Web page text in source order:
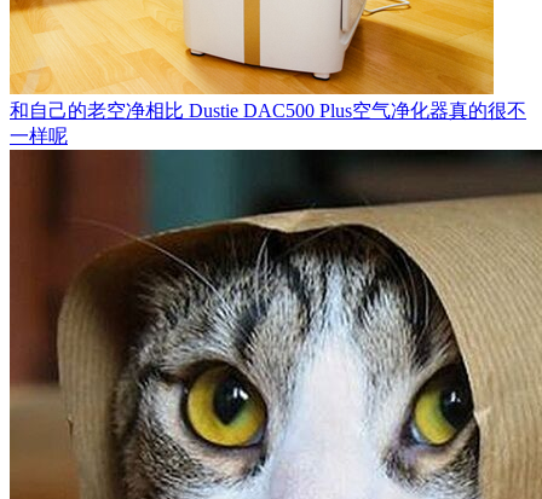
和自己的老空净相比 Dustie DAC500 Plus空气净化器真的很不
一样呢